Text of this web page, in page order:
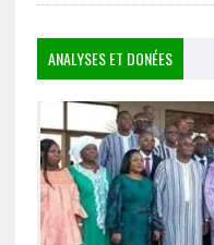
ANALYSES ET DONÉES